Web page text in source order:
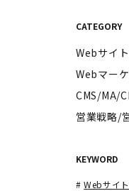
CATEGORY
Webサイ
Webマー
CMS/MA/
営業戦略/
KEYWORD
#Webサイト